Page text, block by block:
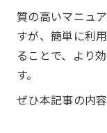
質の高いマニュ
すが、簡単に利
ることで、より
す。
ぜひ本記事の内